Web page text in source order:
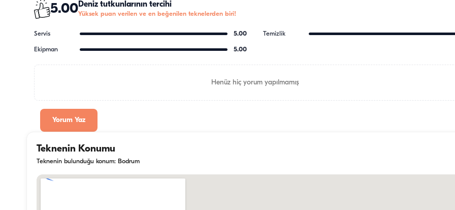
5.00Deniz tutkunlarının tercihi
Yüksek puan verilen ve en beğenilen teknelerden biri!
Servis 5.00 Temizlik
Ekipman 5.00
Henüz hiç yorum yapılmamış
Yorum Yaz
Teknenin Konumu
Teknenin bulunduğu konum: Bodrum